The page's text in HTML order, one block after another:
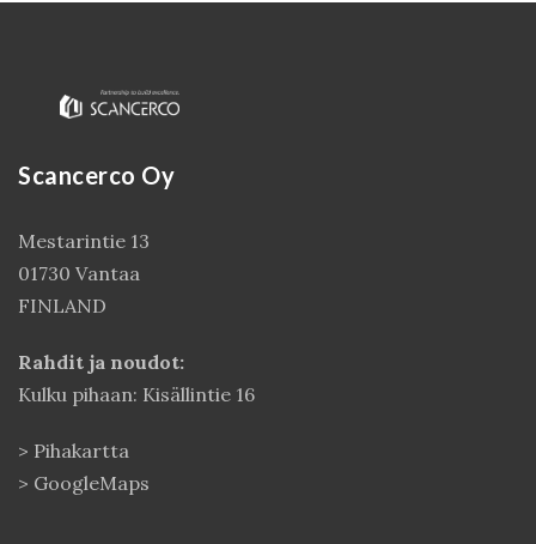
Scancerco Oy
Mestarintie 13
01730 Vantaa
FINLAND
Rahdit ja noudot:
Kulku pihaan: Kisällintie 16
> Pihakartta
> GoogleMaps